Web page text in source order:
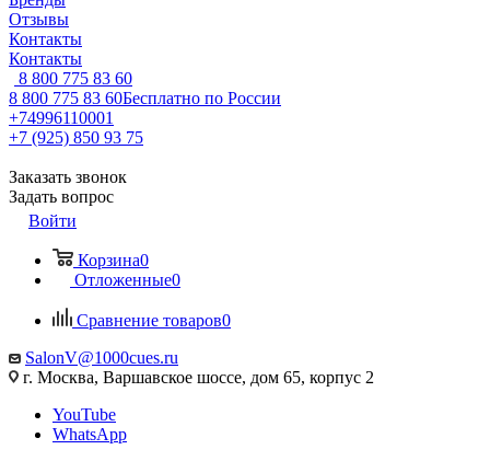
Отзывы
Контакты
Контакты
8 800 775 83 60
8 800 775 83 60Бесплатно по России
+74996110001
+7 (925) 850 93 75
Заказать звонок
Задать вопрос
Войти
Корзина0
Отложенные0
Сравнение товаров0
SalonV@1000cues.ru
г. Москва, Варшавское шоссе, дом 65, корпус 2
YouTube
WhatsApp